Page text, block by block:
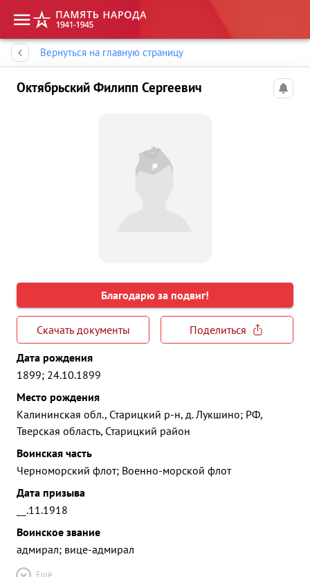
Вернуться на главную страницу
Октябрьский Филипп Сергеевич
Благодарю за подвиг!
Скачать документы
Поделиться
Дата рождения
1899; 24.10.1899
Место рождения
Калининская обл., Старицкий р-н, д. Лукшино; РФ,
Тверская область, Старицкий район
Воинская часть
Черноморский флот; Военно-морской флот
Дата призыва
__.11.1918
Воинское звание
адмирал; вице-адмирал
Ещё
Память народа